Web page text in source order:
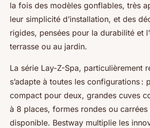
la fois des modèles gonflables, très
leur simplicité d’installation, et des
rigides, pensées pour la durabilité et
terrasse ou au jardin.
La série Lay-Z-Spa, particulièrement
s’adapte à toutes les configurations :
compact pour deux, grandes cuves
à 8 places, formes rondes ou carrées
disponible. Bestway multiplie les